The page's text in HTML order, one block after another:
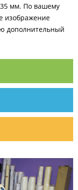
мм. По вашему
изображение
дополнительный